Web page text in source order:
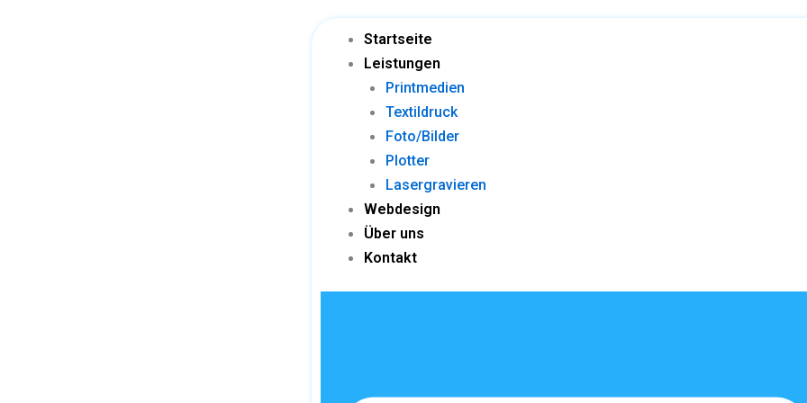
Startseite
Leistungen
Printmedien
Textildruck
Foto/Bilder
Plotter
Lasergravieren
Webdesign
Über uns
Kontakt